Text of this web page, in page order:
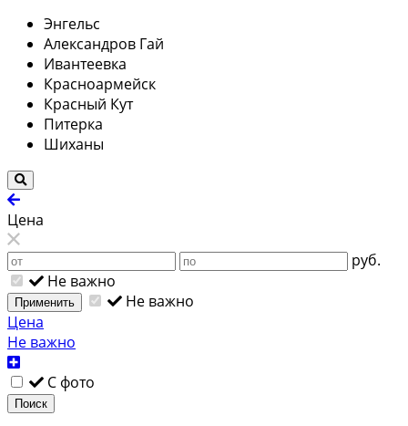
Энгельс
Александров Гай
Ивантеевка
Красноармейск
Красный Кут
Питерка
Шиханы
Цена
руб.
Не важно
Применить
Не важно
Цена
Не важно
С фото
Поиск